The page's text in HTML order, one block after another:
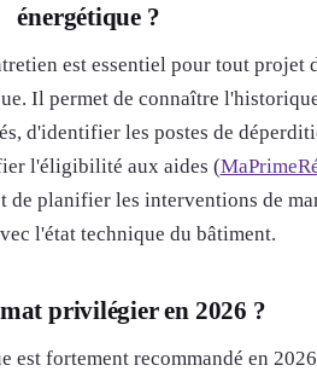
énergétique ?
est essentiel pour tout projet
Il permet de connaître
d'identifier les postes de
l'éligibilité aux aides (
de planifier les interventions de
l'état technique du bâtiment.
privilégier en 2026 ?
est fortement recommandé en